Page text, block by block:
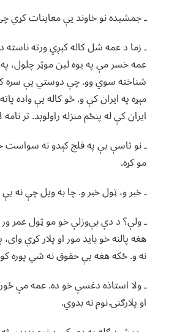
ـ جمشیده نو خاوند یې معاینات کړي
ـ زما د عمه شل کاله کېږي ورته ناسته
عمه خسر مې په یوه لین موټر چلول،
شناخته سوي وو. چې دوستي یې سره
مېړه په ایران کې و. څو کاله یې واده
ایران کې له پنځم منزله راولوېد. تر
ـ نو تاسې یې په فلج کېدو نه سواست
مو کړه.
ـ خبر و، ټول خبر و. چا به ویل چې نه
ـ ولې؟ د دې بې‌وزلې خو مو ټول عمر
هغه پالنه خو باید مور او پلار کړې
نه و. ځکه هغه یې حقوق نه شي پوره
ـ ولا استاذه دغسې خو ده. عمه مې
او پلارګنۍ نوم نه بدوي.